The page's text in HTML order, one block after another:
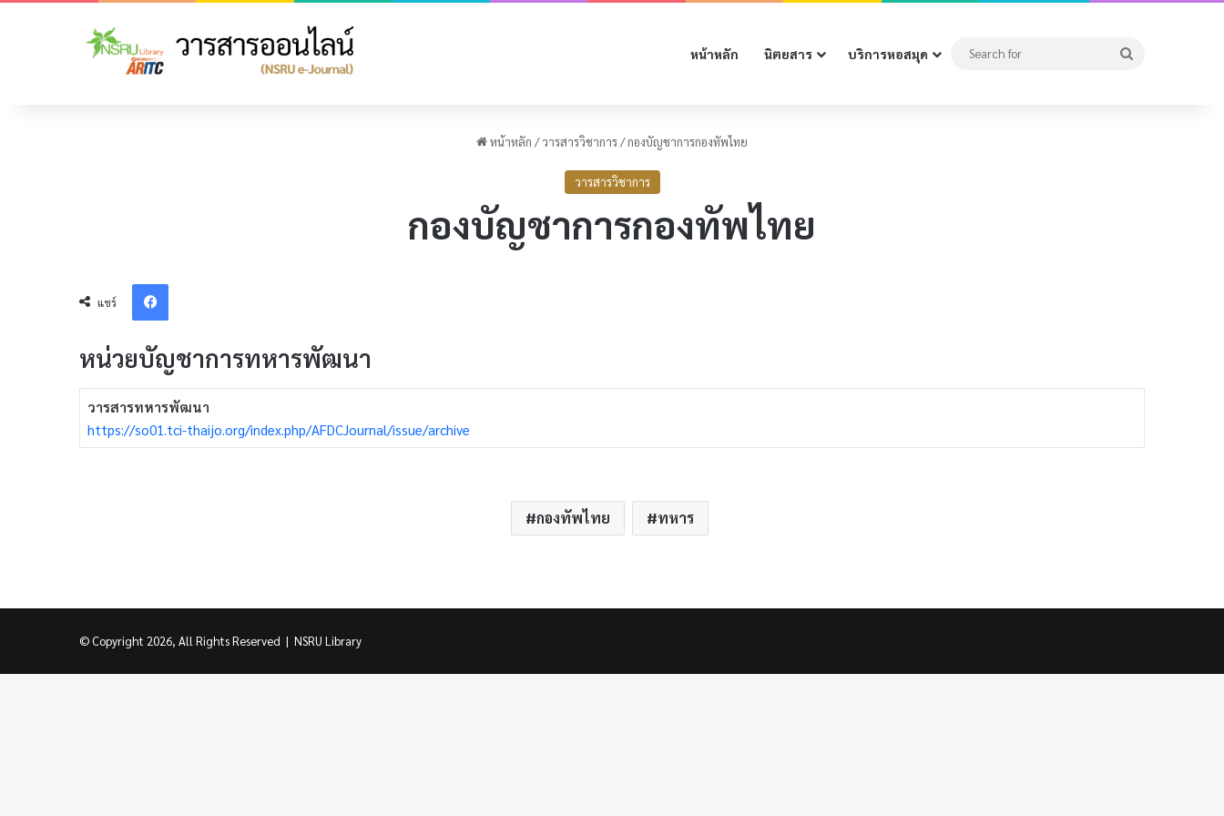
หน้าหลัก นิตยสาร บริการหอสมุด
หน้าหลัก / วารสารวิชาการ/กองบัญชาการกองทัพไทย
วารสารวิชาการ
กองบัญชาการกองทัพไทย
แชร์
Facebook
หน่วยบัญชาการทหารพัฒนา
วารสารทหารพัฒนา
https://so01.tci-thaijo.org/index.php/AFDCJournal/issue/archive
กองทัพไทย ทหาร
© Copyright 2026, All Rights Reserved | NSRU Library